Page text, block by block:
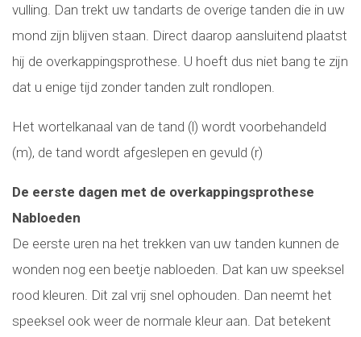
vulling. Dan trekt uw tandarts de overige tanden die in uw
mond zijn blijven staan. Direct daarop aansluitend plaatst
hij de overkappingsprothese. U hoeft dus niet bang te zijn
dat u enige tijd zonder tanden zult rondlopen.
Het wortelkanaal van de tand (l) wordt voorbehandeld
(m), de tand wordt afgeslepen en gevuld (r)
De eerste dagen met de overkappingsprothese
Nabloeden
De eerste uren na het trekken van uw tanden kunnen de
wonden nog een beetje nabloeden. Dat kan uw speeksel
rood kleuren. Dit zal vrij snel ophouden. Dan neemt het
speeksel ook weer de normale kleur aan. Dat betekent